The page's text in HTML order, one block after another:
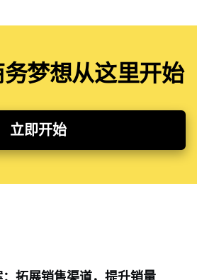
梦想从这里开始
立即开始